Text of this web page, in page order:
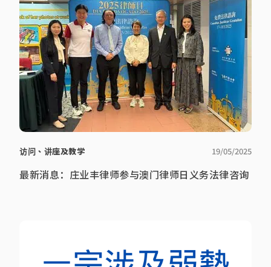
访问、讲座及教学 19/05/2025
最新消息：庄业丰律师参与澳门律师日义务法律咨询